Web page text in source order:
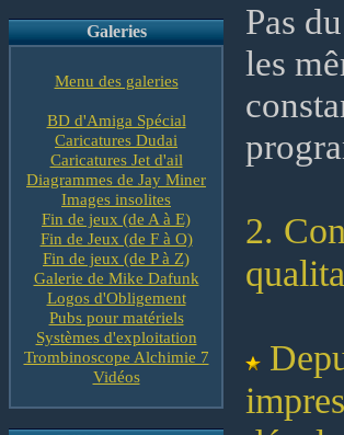
Galeries
Menu des galeries
BD d'Amiga Spécial
Caricatures Dudai
Caricatures Jet d'ail
Diagrammes de Jay Miner
Images insolites
Fin de jeux (de A à E)
Fin de Jeux (de F à O)
Fin de jeux (de P à Z)
Galerie de Mike Dafunk
Logos d'Obligement
Pubs pour matériels
Systèmes d'exploitation
Trombinoscope Alchimie 7
Vidéos
Pas
les
2.